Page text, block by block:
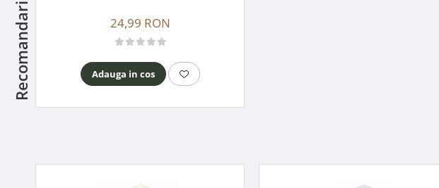
Recomandari 24,99 RON
Adauga in cos